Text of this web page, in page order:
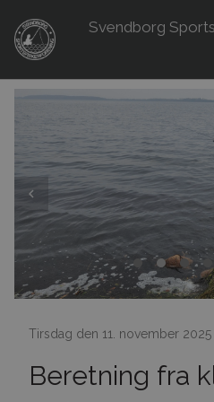
Svendborg
Tirsdag den 11. november
Beretning fra